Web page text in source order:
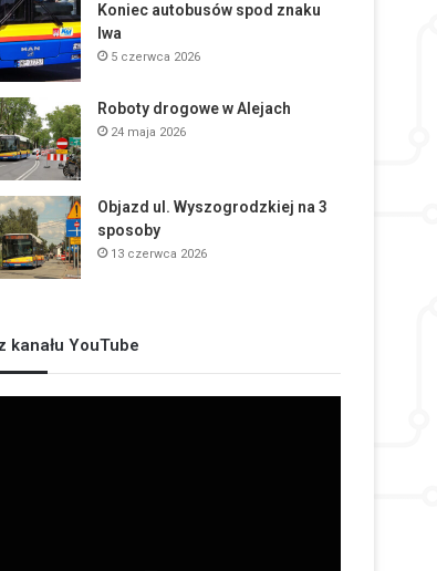
Koniec autobusów spod znaku
lwa
5 czerwca 2026
Roboty drogowe w Alejach
24 maja 2026
Objazd ul. Wyszogrodzkiej na 3
sposoby
13 czerwca 2026
kanału YouTube